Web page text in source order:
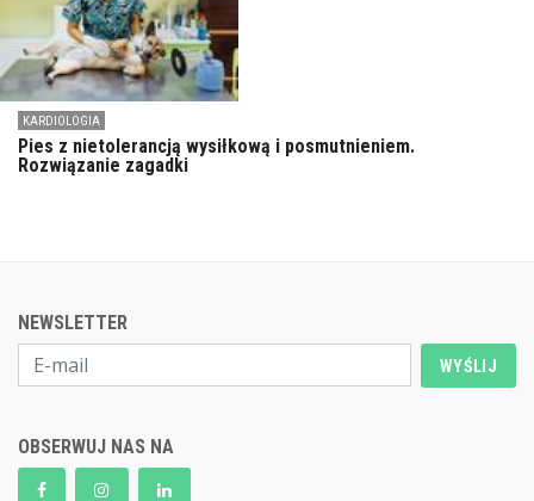
KARDIOLOGIA
Pies z nietolerancją wysiłkową i posmutnieniem.
Rozwiązanie zagadki
NEWSLETTER
WYŚLIJ
OBSERWUJ NAS NA